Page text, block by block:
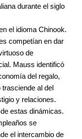
durante el siglo
el idioma Chinook.
competían en dar
de
Mauss identificó
del regalo,
al del
y relaciones.
estas dinámicas.
se
el intercambio de